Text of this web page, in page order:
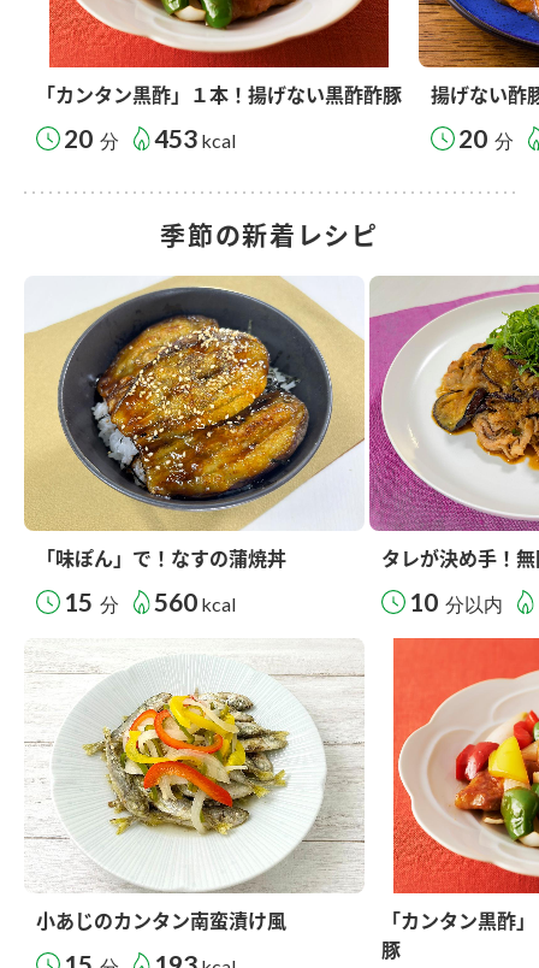
「カンタン黒酢」１本！揚げない黒酢酢豚
20 分 453 kcal
揚げない酢
20 分
季節の新着レシピ
「味ぽん」で！なすの蒲焼丼
15 分 560 kcal
タレが決め手！
10 分以内
小あじのカンタン南蛮漬け風
「カンタン黒酢
豚